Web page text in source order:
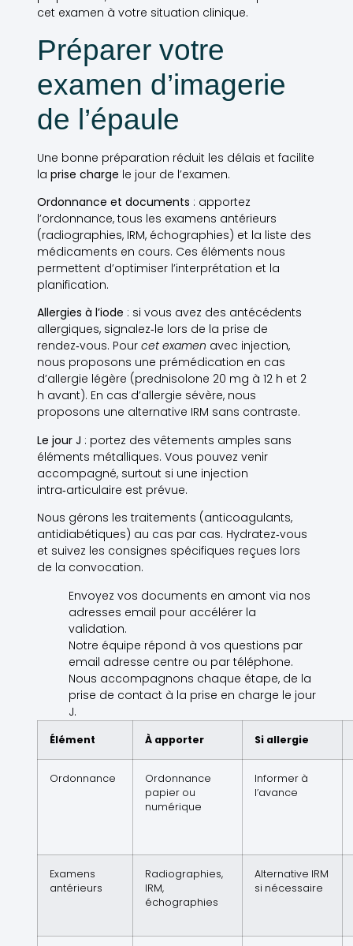
cet examen à votre situation clinique.
Préparer votre
examen d’imagerie
de l’épaule
Une bonne préparation réduit les délais et facilite
la prise charge le jour de l’examen.
Ordonnance et documents : apportez
l’ordonnance, tous les examens antérieurs
(radiographies, IRM, échographies) et la liste des
médicaments en cours. Ces éléments nous
permettent d’optimiser l’interprétation et la
planification.
Allergies à l’iode : si vous avez des antécédents
allergiques, signalez‑le lors de la prise de
rendez‑vous. Pour cet examen avec injection,
nous proposons une prémédication en cas
d’allergie légère (prednisolone 20 mg à 12 h et 2
h avant). En cas d’allergie sévère, nous
proposons une alternative IRM sans contraste.
Le jour J : portez des vêtements amples sans
éléments métalliques. Vous pouvez venir
accompagné, surtout si une injection
intra‑articulaire est prévue.
Nous gérons les traitements (anticoagulants,
antidiabétiques) au cas par cas. Hydratez‑vous
et suivez les consignes spécifiques reçues lors
de la convocation.
Envoyez vos documents en amont via nos
adresses email pour accélérer la
validation.
Notre équipe répond à vos questions par
email adresse centre ou par téléphone.
Nous accompagnons chaque étape, de la
prise de contact à la prise en charge le jour
J.
Élément À apporter Si allergie
Ordonnance
Ordonnance
papier ou
numérique
Informer à
l’avance
Examens
antérieurs
Radiographies,
IRM,
échographies
Alternative IRM
si nécessaire